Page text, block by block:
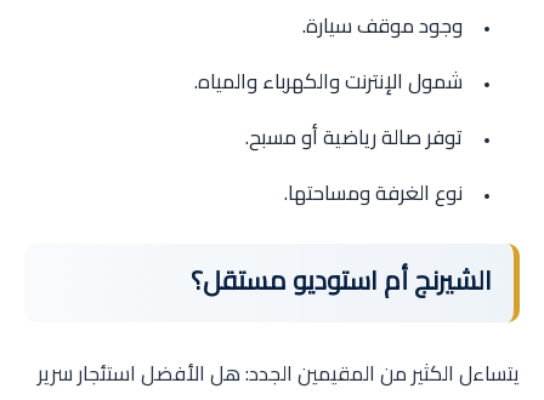
وجود موقف سيارة.
شمول الإنترنت والكهرباء والمياه.
توفر صالة رياضية أو مسبح.
نوع الغرفة ومساحتها.
الشيرنج أم استوديو مستقل؟
يتساءل الكثير من المقيمين الجدد: هل الأفضل استئجار سرير